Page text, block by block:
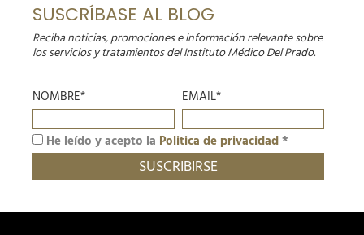
SUSCRÍBASE AL BLOG
Reciba noticias, promociones e información relevante sobre
los servicios y tratamientos del Instituto Médico Del Prado.
NOMBRE* EMAIL*
He leído y acepto la Politica de privacidad*